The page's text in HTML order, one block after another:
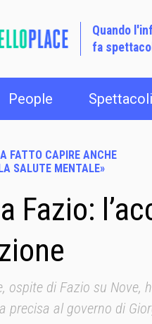
Quando
fa
People Spettacoli
FATTO CAPIRE ANCHE
SALUTE MENTALE»
Fazio:
ospite di Fazio su Nove,
precisa al governo di